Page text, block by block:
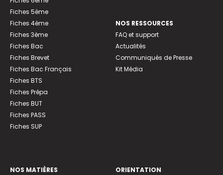
Fiches 5ème
Fiches 4ème
Fiches 3ème
Fiches Bac
Fiches Brevet
Fiches Bac Français
Fiches BTS
Fiches Prépa
Fiches BUT
Fiches PASS
Fiches SUP
NOS RESSOURCES
FAQ et support
Actualités
Communiqués de Presse
Kit Média
NOS MATIÈRES
ORIENTATION